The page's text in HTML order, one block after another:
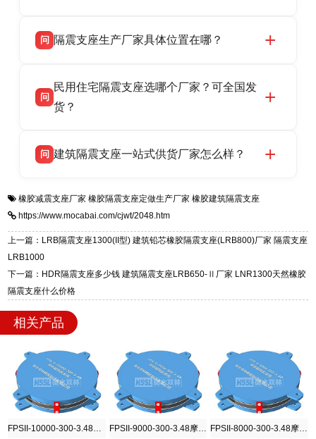
话：13323182312。
品资质齐全，每批次产品均配有正规第三方检测
货，厂家电话：13323182312，地址迎宾大街 9
号北方工业基地。
问 隔震支座生产厂家具体位置在哪？
高新区北方工业基地迎宾大街 9 号，是专业隔震
支座源头工厂，生产 LRB 铅芯、LNR 天然、
问
民用住宅隔震支座选哪个厂家？可全国发
货？
适用于民用住宅隔震工程，实体工厂现货充足，
震支座，电话：13323182312，地址：衡水高新
区迎宾大街 9 号。
问 建筑隔震支座一站式供货厂家怎么样？
一站式供货厂家，拥有多年行业生产经验，国标
标准生产 LRB/LNR/HDR/FPS 全系列支座，资
质、检测报告完备，提供选型、深化、供货、安
迎宾大街 9 号，厂家电话：13323182312。
橡胶减震支座厂家 橡胶隔震支座定做生产厂家 橡胶建筑隔震支座
https://www.mocabai.com/cjwt/2048.htm
上一篇：LRB隔震支座1300(II型) 建筑铅芯橡胶隔震支座(LRB800)厂家 隔震支座
LRB1000
下一篇：HDR隔震支座多少钱 建筑隔震支座LRB650-Ⅱ厂家 LNR1300天然橡胶
隔震支座什么价格
相关产品
FPSII-9000-300-3.48摩擦摆隔震支座